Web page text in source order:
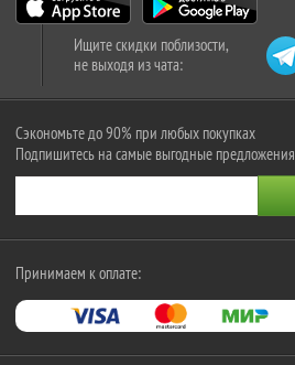
Ищите скидки поблизости,
не выходя из чата:
Сэкономьте до 90% при любых покупках
Подпишитесь на самые выгодные предложения
Принимаем к оплате: